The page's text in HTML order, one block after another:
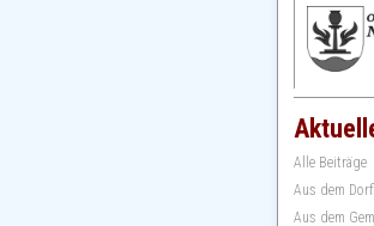
Alle Beiträge
Aus dem
Aus dem